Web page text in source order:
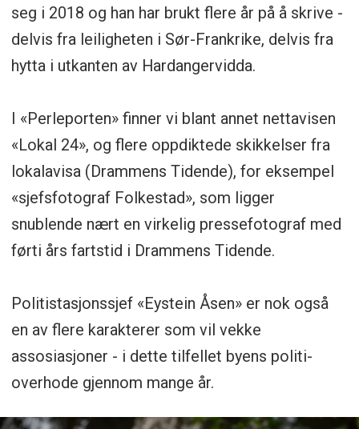
seg i 2018 og han har brukt flere år på å skrive -
delvis fra leiligheten i Sør-Frankrike, delvis fra
hytta i utkanten av Hardangervidda.
I «Perleporten» finner vi blant annet nettavisen
«Lokal 24», og flere oppdiktede skikkelser fra
lokalavisa (Drammens Tidende), for eksempel
«sjefsfotograf Folkestad», som ligger
snublende nært en virkelig pressefotograf med
førti års fartstid i Drammens Tidende.
Politistasjonssjef «Eystein Åsen» er nok også
en av flere karakterer som vil vekke
assosiasjoner - i dette tilfellet byens politi-
overhode gjennom mange år.